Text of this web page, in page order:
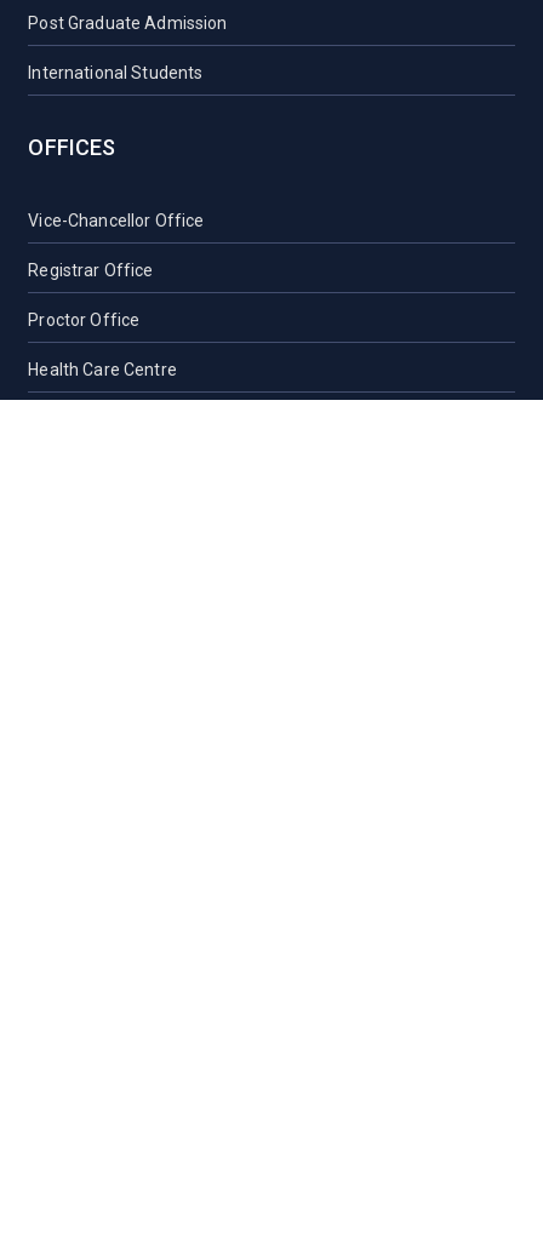
Post Graduate Admission
International Students
OFFICES
Vice-Chancellor Office
Registrar Office
Proctor Office
Health Care Centre